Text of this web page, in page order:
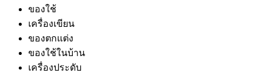
ของใช้
เครื่องเขียน
ของตกแต่ง
ของใช้ในบ้าน
เครื่องประดับ